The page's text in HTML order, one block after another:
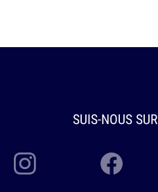
SUIS-NOUS SUR